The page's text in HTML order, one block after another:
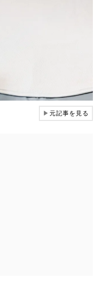
▶元記事を見る